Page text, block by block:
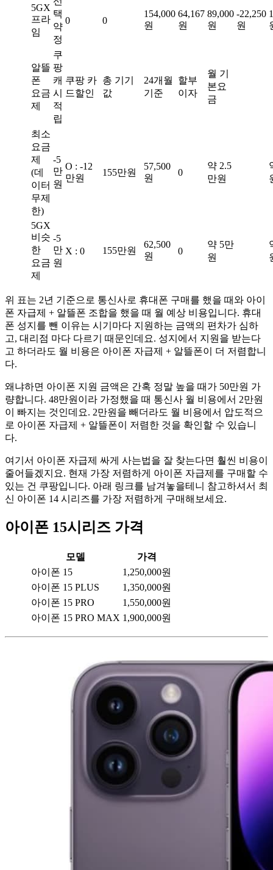
5GX
프라
임
택
약
정
0 0
154,000
원
64,167
원
89,000
원
-22,250
원
알뜰
폰
요금
제
쿠
팡
캐
시
적
립
쿠팡 카
드할인
총 기기
값
24개월
기준
할부
이자
월 기
본요
금
최소
요금
제
(데
이터
무제
한)
-5
만
원
O : -12
만원
155만원
57,500
원
0
약 2.5
만원
5GX
비슷
한
요금
제
-5
만
원
X : 0 155만원
62,500
원
0
약 5만
원
위 표는 2년 기준으로 통신사로 휴대폰 구매를 했을 때와 아이
폰 자급제 + 알뜰폰 조합을 했을 때 월 예상 비용입니다. 휴대
폰 성지를 뺀 이유는 시기마다 지원하는 금액의 편차가 심하
고, 대리점 마다 다르기 때문인데요. 성지에서 지원을 받는다
고 하더라도 월 비용은 아이폰 자급제 + 알뜰폰이 더 저렴합니
다.
왜냐하면 아이폰 지원 금액은 간혹 정말 높을 때가 50만원 가
량합니다. 48만원이라 가정했을 때 통신사 월 비용에서 2만원
이 빠지는 것인데요. 2만원을 빼더라도 월 비용에서 압도적으
로 아이폰 자급제 + 알뜰폰이 저렴한 것을 확인할 수 있습니
다.
여기서 아이폰 자급제 싸게 사는법을 잘 찾는다면 훨씬 비용이
줄어들겠지요. 현재 가장 저렴하게 아이폰 자급제를 구매할 수
있는 건 쿠팡입니다. 아래 링크를 남겨놓을테니 참고하셔서 최
신 아이폰 14 시리즈를 가장 저렴하게 구매해보세요.
아이폰 15시리즈 가격
모델
가격
아이폰 15
1,250,000원
아이폰 15 PLUS
1,350,000원
아이폰 15 PRO
1,550,000원
아이폰 15 PRO MAX 1,900,000원